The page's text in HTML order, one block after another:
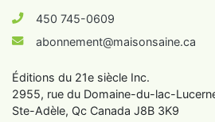
450 745-0609
abonnement@maisonsaine.ca
Éditions du 21e siècle Inc.
2955, rue du Domaine-du-lac-
Ste-Adèle, Qc Canada J8B 3K9